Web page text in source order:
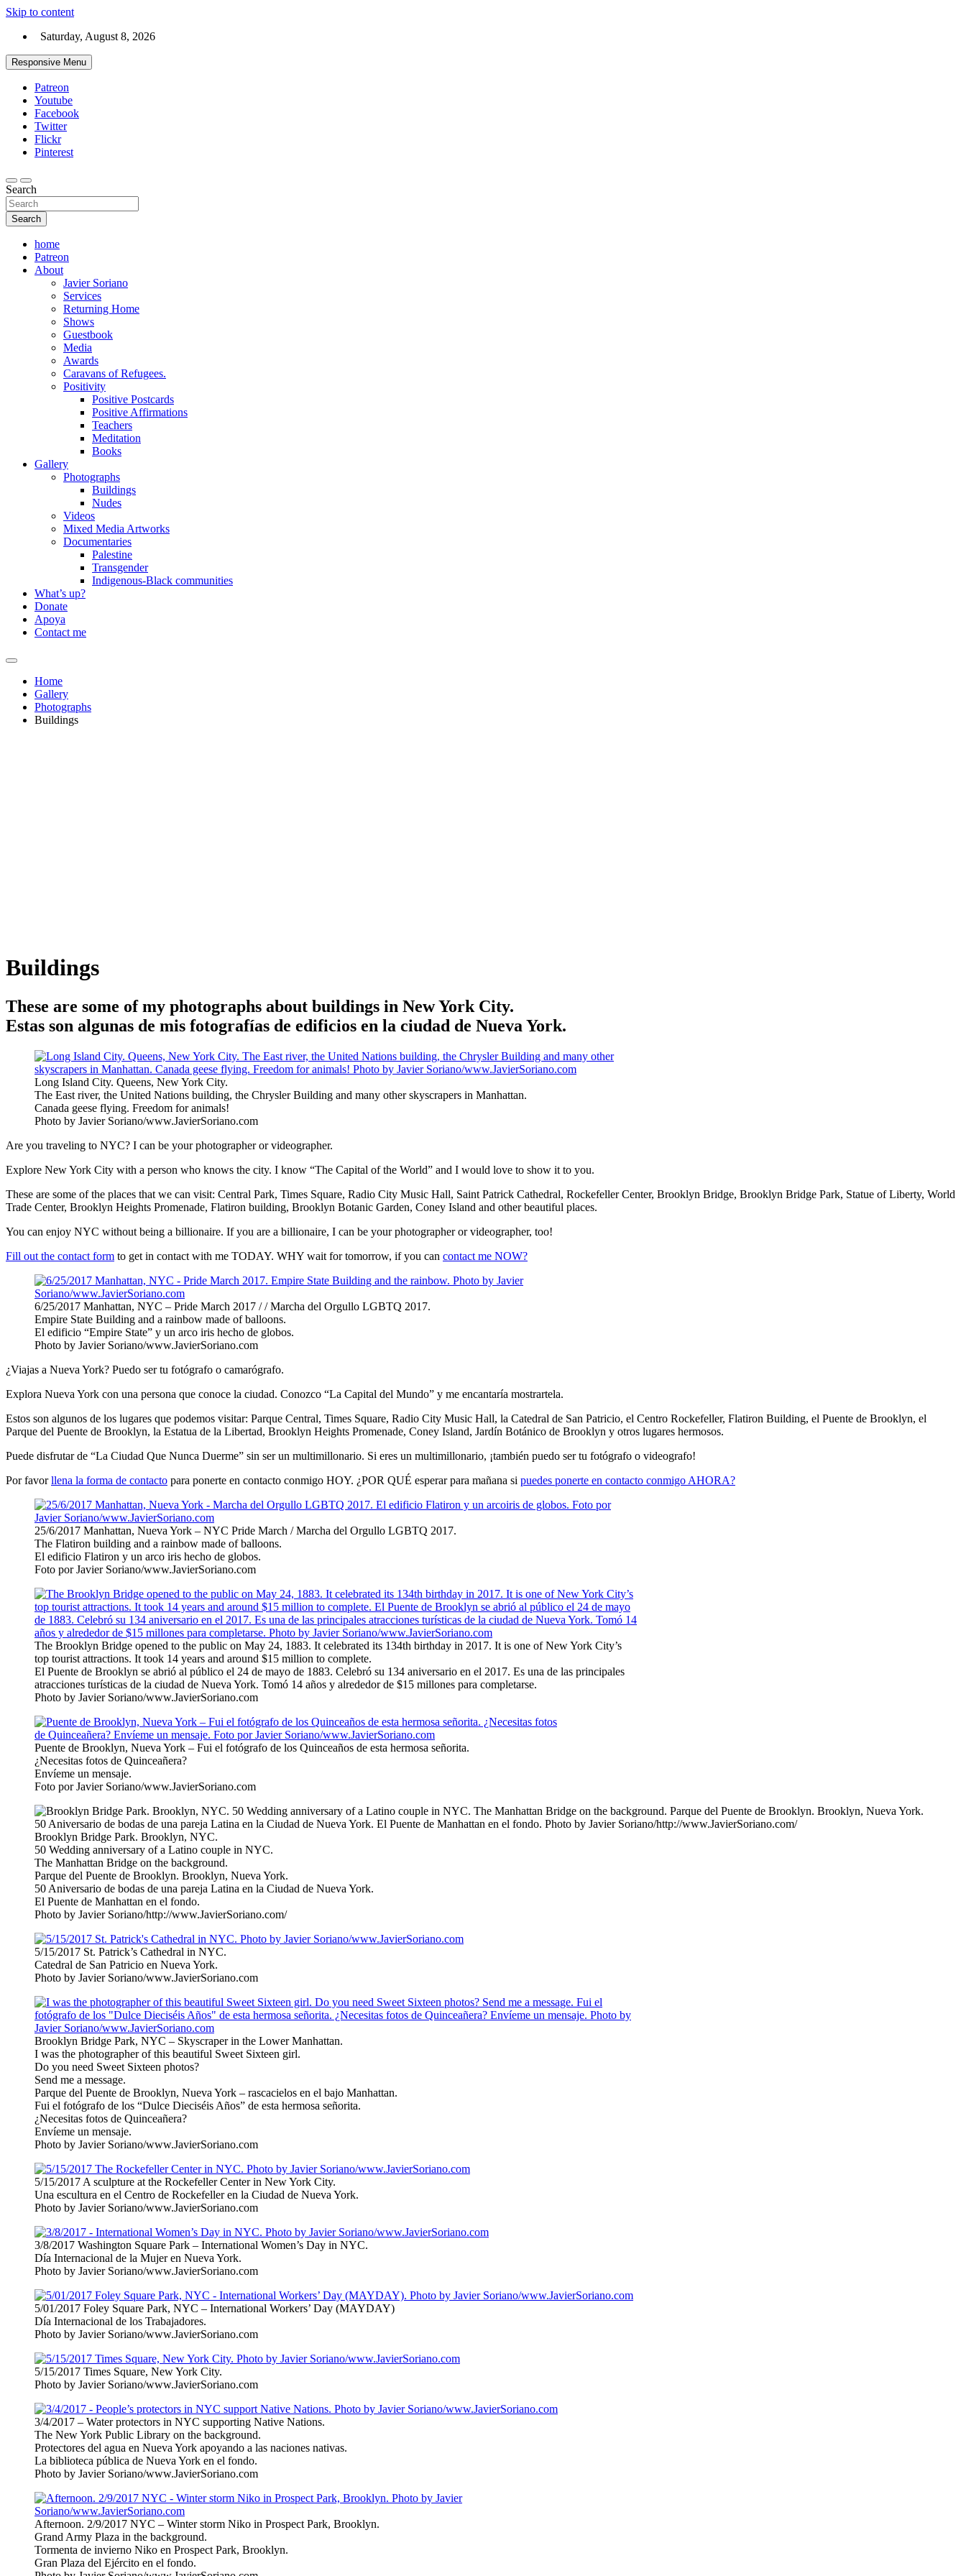
Skip to content
Saturday, August 8, 2026
Responsive Menu
Patreon
Youtube
Facebook
Twitter
Flickr
Pinterest
Search
Search
home
Patreon
About
Javier Soriano
Services
Returning Home
Shows
Guestbook
Media
Awards
Caravans of Refugees.
Positivity
Positive Postcards
Positive Affirmations
Teachers
Meditation
Books
Gallery
Photographs
Buildings
Nudes
Videos
Mixed Media Artworks
Documentaries
Palestine
Transgender
Indigenous-Black communities
What’s up?
Donate
Apoya
Contact me
Home
Gallery
Photographs
Buildings
Buildings
These are some of my photographs about buildings in New York City.
Estas son algunas de mis fotografías de edificios en la ciudad de Nueva York.
Long Island City. Queens, New York City.
The East river, the United Nations building, the Chrysler Building and many other skyscrapers in Manhattan.
Canada geese flying. Freedom for animals!
Photo by Javier Soriano/www.JavierSoriano.com
Are you traveling to NYC? I can be your photographer or videographer.
Explore New York City with a person who knows the city. I know “The Capital of the World” and I would love to show it to you.
These are some of the places that we can visit: Central Park, Times Square, Radio City Music Hall, Saint Patrick Cathedral, Rockefeller Center, Brooklyn Bridge, Brooklyn Bridge Park, Statue of Liberty, World
Trade Center, Brooklyn Heights Promenade, Flatiron building, Brooklyn Botanic Garden, Coney Island and other beautiful places.
You can enjoy NYC without being a billionaire. If you are a billionaire, I can be your photographer or videographer, too!
Fill out the contact form to get in contact with me TODAY. WHY wait for tomorrow, if you can contact me NOW?
6/25/2017 Manhattan, NYC – Pride March 2017 / / Marcha del Orgullo LGBTQ 2017.
Empire State Building and a rainbow made of balloons.
El edificio “Empire State” y un arco iris hecho de globos.
Photo by Javier Soriano/www.JavierSoriano.com
¿Viajas a Nueva York? Puedo ser tu fotógrafo o camarógrafo.
Explora Nueva York con una persona que conoce la ciudad. Conozco “La Capital del Mundo” y me encantaría mostrartela.
Estos son algunos de los lugares que podemos visitar: Parque Central, Times Square, Radio City Music Hall, la Catedral de San Patricio, el Centro Rockefeller, Flatiron Building, el Puente de Brooklyn, el
Parque del Puente de Brooklyn, la Estatua de la Libertad, Brooklyn Heights Promenade, Coney Island, Jardín Botánico de Brooklyn y otros lugares hermosos.
Puede disfrutar de “La Ciudad Que Nunca Duerme” sin ser un multimillonario. Si eres un multimillonario, ¡también puedo ser tu fotógrafo o videografo!
Por favorllena la forma de contacto para ponerte en contacto conmigo HOY. ¿POR QUÉ esperar para mañana si puedes ponerte en contacto conmigo AHORA?
25/6/2017 Manhattan, Nueva York – NYC Pride March / Marcha del Orgullo LGBTQ 2017.
The Flatiron building and a rainbow made of balloons.
El edificio Flatiron y un arco iris hecho de globos.
Foto por Javier Soriano/www.JavierSoriano.com
The Brooklyn Bridge opened to the public on May 24, 1883. It celebrated its 134th birthday in 2017. It is one of New York City’s
top tourist attractions. It took 14 years and around $15 million to complete.
El Puente de Brooklyn se abrió al público el 24 de mayo de 1883. Celebró su 134 aniversario en el 2017. Es una de las principales
atracciones turísticas de la ciudad de Nueva York. Tomó 14 años y alrededor de $15 millones para completarse.
Photo by Javier Soriano/www.JavierSoriano.com
Puente de Brooklyn, Nueva York – Fui el fotógrafo de los Quinceaños de esta hermosa señorita.
¿Necesitas fotos de Quinceañera?
Envíeme un mensaje.
Foto por Javier Soriano/www.JavierSoriano.com
Brooklyn Bridge Park. Brooklyn, NYC.
50 Wedding anniversary of a Latino couple in NYC.
The Manhattan Bridge on the background.
Parque del Puente de Brooklyn. Brooklyn, Nueva York.
50 Aniversario de bodas de una pareja Latina en la Ciudad de Nueva York.
El Puente de Manhattan en el fondo.
Photo by Javier Soriano/http://www.JavierSoriano.com/
5/15/2017 St. Patrick’s Cathedral in NYC.
Catedral de San Patricio en Nueva York.
Photo by Javier Soriano/www.JavierSoriano.com
Brooklyn Bridge Park, NYC – Skyscraper in the Lower Manhattan.
I was the photographer of this beautiful Sweet Sixteen girl.
Do you need Sweet Sixteen photos?
Send me a message.
Parque del Puente de Brooklyn, Nueva York – rascacielos en el bajo Manhattan.
Fui el fotógrafo de los “Dulce Dieciséis Años” de esta hermosa señorita.
¿Necesitas fotos de Quinceañera?
Envíeme un mensaje.
Photo by Javier Soriano/www.JavierSoriano.com
5/15/2017 A sculpture at the Rockefeller Center in New York City.
Una escultura en el Centro de Rockefeller en la Ciudad de Nueva York.
Photo by Javier Soriano/www.JavierSoriano.com
3/8/2017 Washington Square Park – International Women’s Day in NYC.
Día Internacional de la Mujer en Nueva York.
Photo by Javier Soriano/www.JavierSoriano.com
5/01/2017 Foley Square Park, NYC – International Workers’ Day (MAYDAY)
Día Internacional de los Trabajadores.
Photo by Javier Soriano/www.JavierSoriano.com
5/15/2017 Times Square, New York City.
Photo by Javier Soriano/www.JavierSoriano.com
3/4/2017 – Water protectors in NYC supporting Native Nations.
The New York Public Library on the background.
Protectores del agua en Nueva York apoyando a las naciones nativas.
La biblioteca pública de Nueva York en el fondo.
Photo by Javier Soriano/www.JavierSoriano.com
Afternoon. 2/9/2017 NYC – Winter storm Niko in Prospect Park, Brooklyn.
Grand Army Plaza in the background.
Tormenta de invierno Niko en Prospect Park, Brooklyn.
Gran Plaza del Ejército en el fondo.